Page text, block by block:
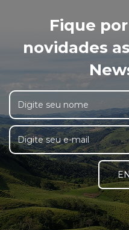
Fique
novidades